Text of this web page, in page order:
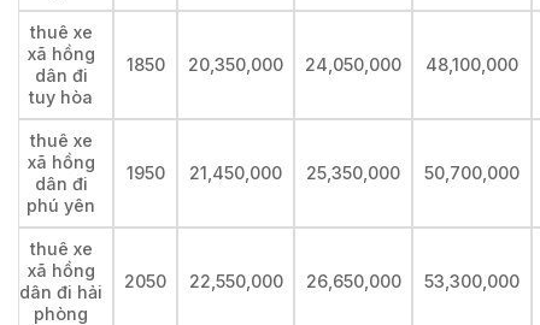
thuê xe
xã hồng
dân đi
tuy hòa
1850 20,350,000 24,050,000 48,100,000
thuê xe
xã hồng
dân đi
phú yên
1950 21,450,000 25,350,000 50,700,000
thuê xe
xã hồng
dân đi hải
phòng
2050 22,550,000 26,650,000 53,300,000